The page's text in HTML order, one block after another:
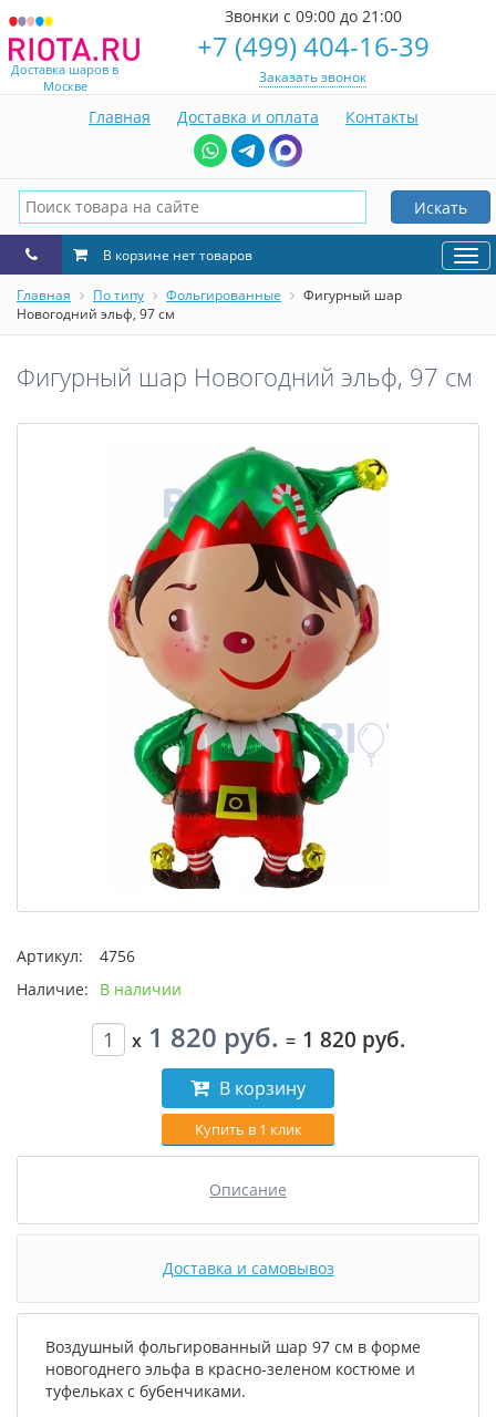
Доставка шаров в
Москве
Звонки с 09:00 до 21:00
+7 (499) 404-16-39
Заказать звонок
Главная Доставка и оплата Контакты
Искать
В корзине нет товаров
Главная По типу Фольгированные
Фигурный шар
Новогодний эльф, 97 см
Фигурный шар Новогодний эльф, 97 см
Артикул:
4756
Наличие:
В наличии
x 1 820 руб. = 1 820 руб.
В корзину
Купить в 1 клик
Описание
Доставка и самовывоз
Воздушный фольгированный шар 97 см в форме
новогоднего эльфа в красно-зеленом костюме и
туфельках с бубенчиками.